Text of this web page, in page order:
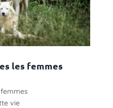
les femmes
vie